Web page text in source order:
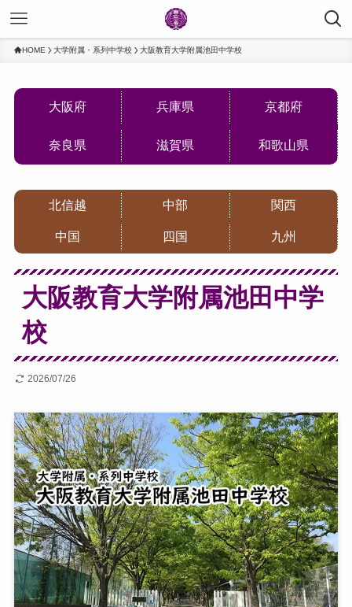
HOME 大学附属・系列中学校 大阪教育大学附属池田中学校
大阪府 兵庫県 京都府
奈良県 滋賀県 和歌山県
北信越 中部 関西
中国 四国 九州
大阪教育大学附属池田中学
校
2026/07/26